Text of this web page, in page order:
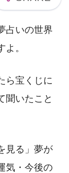
占いの世界
。
ら宝くじに
聞いたこと
見る」夢が
気・今後の